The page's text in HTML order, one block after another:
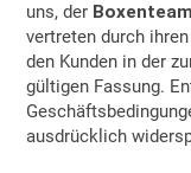
uns, der
vertreten durch
den Kunden in der
gültigen Fassung.
ausdrücklich